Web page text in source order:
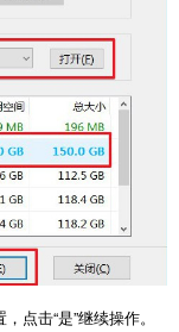
，点击“是”继续操作。